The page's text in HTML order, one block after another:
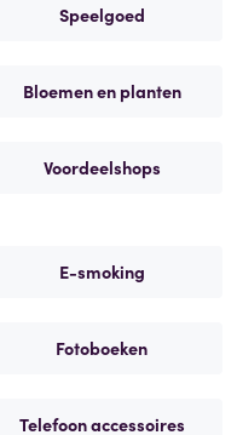
Speelgoed
Bloemen en planten
Voordeelshops
E-smoking
Fotoboeken
Telefoon accessoires